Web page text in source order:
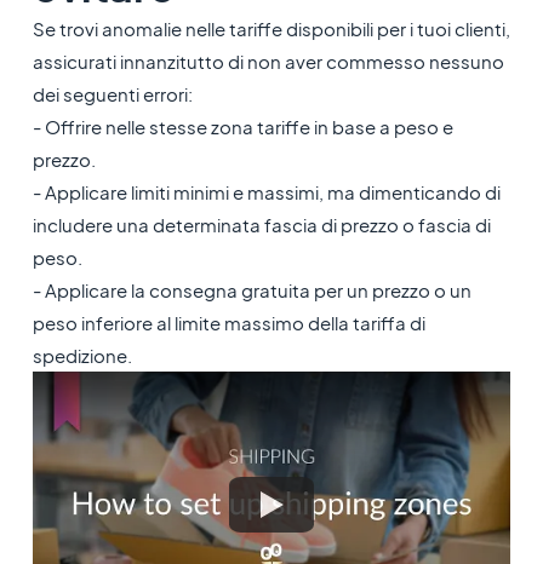
Se trovi anomalie nelle tariffe disponibili per i tuoi clienti,
assicurati innanzitutto di non aver commesso nessuno
dei seguenti errori:
- Offrire nelle stesse zona tariffe in base a peso e
prezzo.
- Applicare limiti minimi e massimi, ma dimenticando di
includere una determinata fascia di prezzo o fascia di
peso.
- Applicare la consegna gratuita per un prezzo o un
peso inferiore al limite massimo della tariffa di
spedizione.